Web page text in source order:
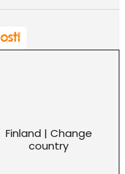
Finland | Change
country